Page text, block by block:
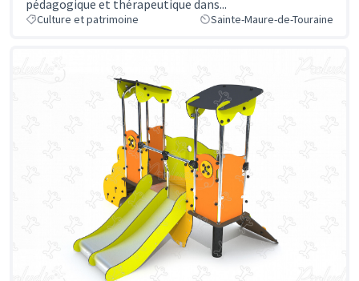
pédagogique et thérapeutique dans...
Culture et patrimoine Sainte-Maure-de-Touraine